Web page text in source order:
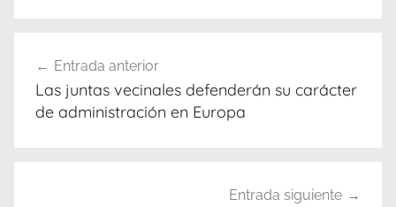
de
entradas
Entrada anterior
Las juntas vecinales defenderán su carácter
de administración en Europa
Entrada siguiente